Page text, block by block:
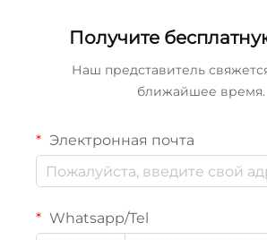
Получите
Наш представитель
ближайшее время.
Электронная почта
Whatsapp/Tel